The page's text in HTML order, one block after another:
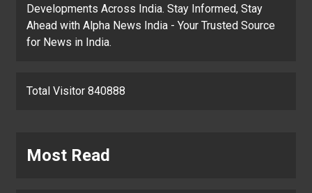
Developments Across India. Stay Informed, Stay
Ahead with Alpha News India - Your Trusted Source
for News in India.
Total Visitor 840888
Most Read